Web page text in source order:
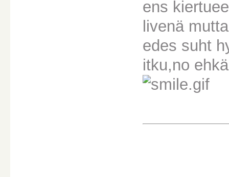
ens
livenä
edes suht
itku,no